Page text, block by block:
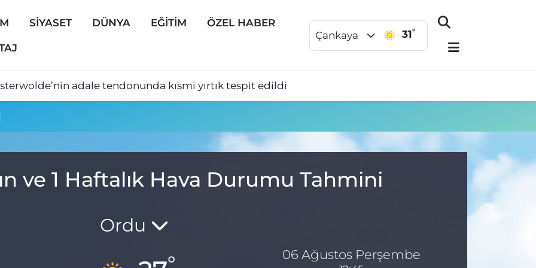
SİYASET DÜNYA EĞİTİM ÖZEL HABER
Çankaya 31°
adale tendonunda kısmi yırtık tespit edildi
ve 1 Haftalık Hava Durumu Tahmini
Ordu
° 06 Ağustos Perşembe